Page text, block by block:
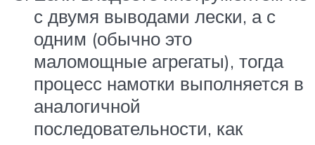
с двумя выводами лески, а с
одним (обычно это
маломощные агрегаты), тогда
процесс намотки выполняется в
аналогичной
последовательности, как